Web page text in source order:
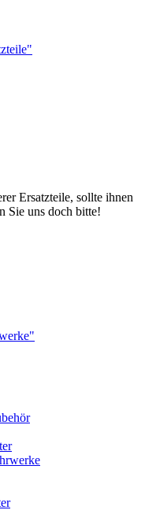
Ersatzteile, sollte ihnen
Sie uns doch bitte!